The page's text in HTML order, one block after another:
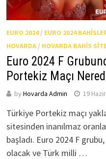
EURO 2024/ EURO 2024
HOVARDA/ HOVARDA BAHIS
Euro 2024 F
Portekiz Maçı
by Hovarda Admin 19
Türkiye Portekiz maçı
sitesinden inanılmaz
başladı. Euro 2024 F
olacak ve Türk milli …